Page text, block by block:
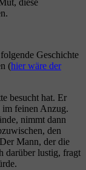
diese
Geschichte
(hier wäre der
besucht hat. Er
im feinen Anzug.
nimmt dann
den
Mann, der die
darüber lustig, fragt